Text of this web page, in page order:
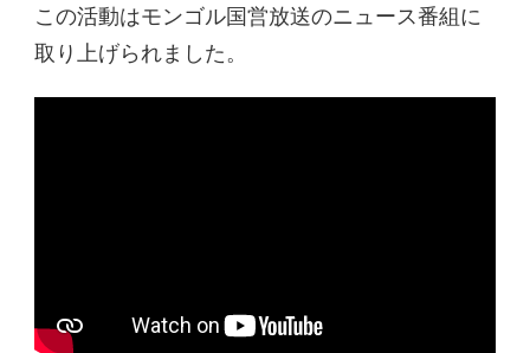
この活動はモンゴル国営放送のニュース番組に
取り上げられました。